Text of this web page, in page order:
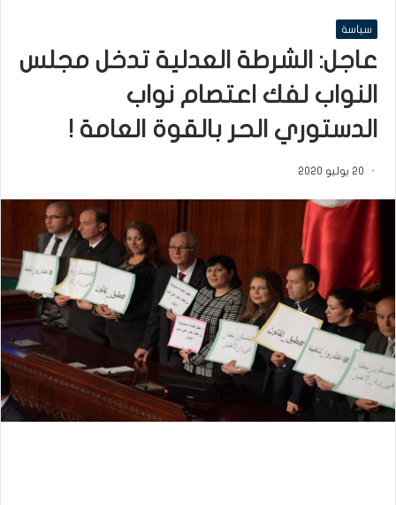
سياسة
عاجل: الشرطة العدلية تدخل مجلس
النواب لفك اعتصام نواب
الدستوري الحر بالقوة العامة !
20 يوليو 2020